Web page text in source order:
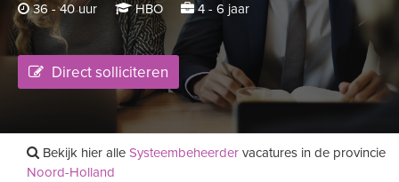
36 - 40 uur HBO 4 - 6 jaar
Direct solliciteren
Bekijk hier alle Systeembeheerder vacatures in de provincie
Noord-Holland